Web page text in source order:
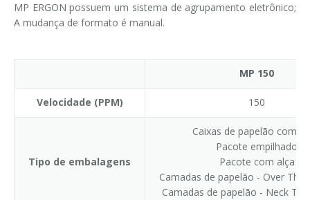
MP ERGON possuem um sistema de agrupamento eletrônico;
A mudança de formato é manual.
MP 150
Velocidade (PPM) 150
Tipo de embalagens
Caixas de papelão com
Pacote empilhado
Pacote com alça
Camadas de papelão - Over The
Camadas de papelão - Neck